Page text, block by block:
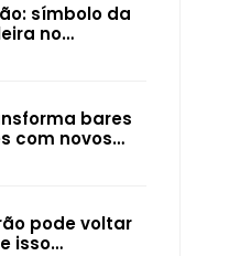
símbolo da
no…
bares
com novos…
pode voltar
isso…